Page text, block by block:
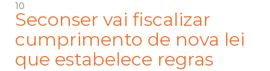
10
Seconser vai fiscalizar
cumprimento de nova lei
que estabelece regras